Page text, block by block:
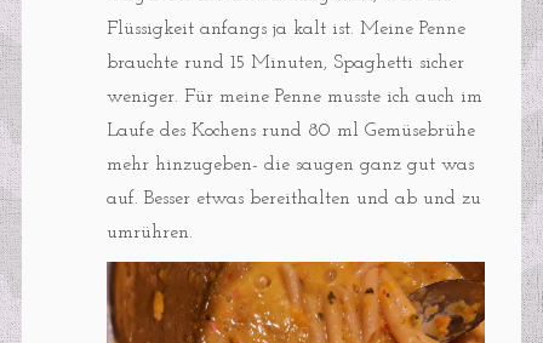
Flüssigkeit anfangs ja kalt ist. Meine Penne
brauchte rund 15 Minuten, Spaghetti sicher
weniger. Für meine Penne musste ich auch im
Laufe des Kochens rund 80 ml Gemüsebrühe
mehr hinzugeben- die saugen ganz gut was
auf. Besser etwas bereithalten und ab und zu
umrühren.